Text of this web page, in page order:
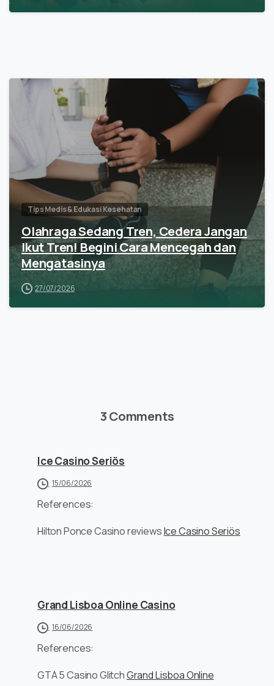
Tips Medis & Edukasi Kesehatan
Olahraga Sedang Tren, Cedera Jangan
Ikut Tren! Begini Cara Mencegah dan
Mengatasinya
27/07/2026
3 Comments
Ice Casino Seriös
15/06/2026
References:
Hilton Ponce Casino reviewsIce Casino Seriös
Grand Lisboa Online Casino
16/06/2026
References:
GTA 5 Casino GlitchGrand Lisboa Online